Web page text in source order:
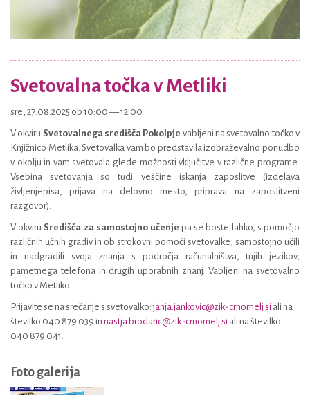
Svetovalna točka v Metliki
sre, 27.08.2025 ob 10:00 — 12:00
V okviru Svetovalnega središča Pokolpje vabljeni na svetovalno točko v
Knjižnico Metlika. Svetovalka vam bo predstavila izobraževalno ponudbo
v okolju in vam svetovala glede možnosti vključitve v različne programe.
Vsebina svetovanja so tudi veščine iskanja zaposlitve (izdelava
življenjepisa, prijava na delovno mesto, priprava na zaposlitveni
razgovor).
V okviru Središča za samostojno učenje pa se boste lahko, s pomočjo
različnih učnih gradiv in ob strokovni pomoči svetovalke, samostojno učili
in nadgradili svoja znanja s področja računalništva, tujih jezikov,
pametnega telefona in drugih uporabnih znanj. Vabljeni na svetovalno
točko v Metliko.
Prijavite se na srečanje s svetovalko:janja.jankovic@zik-crnomelj.si ali na
številko 040 879 039 in nastja.brodaric@zik-crnomelj.si ali na številko
040 879 041.
Foto galerija